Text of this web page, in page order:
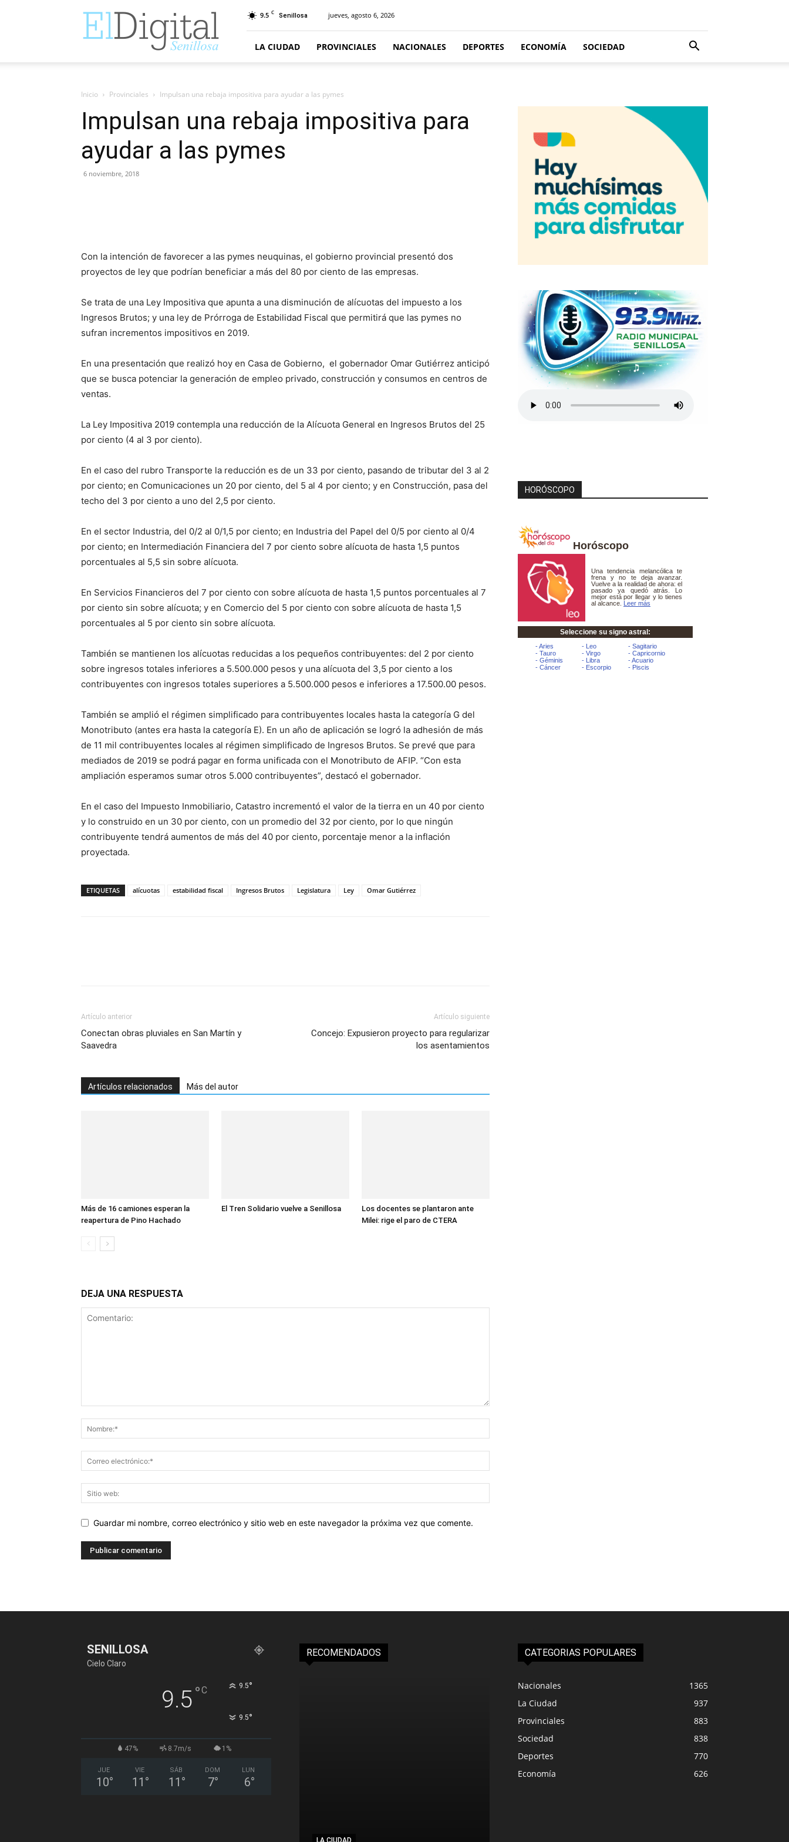
9.5 C Senillosa jueves, agosto 6, 2026
LA CIUDAD PROVINCIALES NACIONALES DEPORTES ECONOMÍA SOCIEDAD
Inicio Provinciales Impulsan una rebaja impositiva para ayudar a las pymes
Impulsan una rebaja impositiva para
ayudar a las pymes
6 noviembre, 2018
Con la intención de favorecer a las pymes neuquinas, el gobierno provincial presentó dos
proyectos de ley que podrían beneficiar a más del 80 por ciento de las empresas.
Se trata de una Ley Impositiva que apunta a una disminución de alícuotas del impuesto a los
Ingresos Brutos; y una ley de Prórroga de Estabilidad Fiscal que permitirá que las pymes no
sufran incrementos impositivos en 2019.
En una presentación que realizó hoy en Casa de Gobierno, el gobernador Omar Gutiérrez anticipó
que se busca potenciar la generación de empleo privado, construcción y consumos en centros de
ventas.
La Ley Impositiva 2019 contempla una reducción de la Alícuota General en Ingresos Brutos del 25
por ciento (4 al 3 por ciento).
En el caso del rubro Transporte la reducción es de un 33 por ciento, pasando de tributar del 3 al 2
por ciento; en Comunicaciones un 20 por ciento, del 5 al 4 por ciento; y en Construcción, pasa del
techo del 3 por ciento a uno del 2,5 por ciento.
En el sector Industria, del 0/2 al 0/1,5 por ciento; en Industria del Papel del 0/5 por ciento al 0/4
por ciento; en Intermediación Financiera del 7 por ciento sobre alícuota de hasta 1,5 puntos
porcentuales al 5,5 sin sobre alícuota.
En Servicios Financieros del 7 por ciento con sobre alícuota de hasta 1,5 puntos porcentuales al 7
por ciento sin sobre alícuota; y en Comercio del 5 por ciento con sobre alícuota de hasta 1,5
porcentuales al 5 por ciento sin sobre alícuota.
También se mantienen los alícuotas reducidas a los pequeños contribuyentes: del 2 por ciento
sobre ingresos totales inferiores a 5.500.000 pesos y una alícuota del 3,5 por ciento a los
contribuyentes con ingresos totales superiores a 5.500.000 pesos e inferiores a 17.500.00 pesos.
También se amplió el régimen simplificado para contribuyentes locales hasta la categoría G del
Monotributo (antes era hasta la categoría E). En un año de aplicación se logró la adhesión de más
de 11 mil contribuyentes locales al régimen simplificado de Ingresos Brutos. Se prevé que para
mediados de 2019 se podrá pagar en forma unificada con el Monotributo de AFIP. “Con esta
ampliación esperamos sumar otros 5.000 contribuyentes”, destacó el gobernador.
En el caso del Impuesto Inmobiliario, Catastro incrementó el valor de la tierra en un 40 por ciento
y lo construido en un 30 por ciento, con un promedio del 32 por ciento, por lo que ningún
contribuyente tendrá aumentos de más del 40 por ciento, porcentaje menor a la inflación
proyectada.
ETIQUETAS alícuotas estabilidad fiscal Ingresos Brutos Legislatura Ley Omar Gutiérrez
Artículo anterior
Conectan obras pluviales en San Martín y
Saavedra
Artículo siguiente
Concejo: Expusieron proyecto para regularizar
los asentamientos
Artículos relacionados Más del autor
Más de 16 camiones esperan la
reapertura de Pino Hachado
El Tren Solidario vuelve a Senillosa
Los docentes se plantaron ante
Milei: rige el paro de CTERA
DEJA UNA RESPUESTA
Guardar mi nombre, correo electrónico y sitio web en este navegador la próxima vez que comente.
HORÓSCOPO
Horóscopo
SENILLOSA
Cielo Claro
9.5°C 9.5°
9.5°
47% 8.7m/s 1%
JUE
10°
VIE
11 °
SÁB
11 °
DOM
7°
LUN
6°
RECOMENDADOS
LA CIUDAD
CATEGORIAS POPULARES
Nacionales
1365
La Ciudad
937
Provinciales
883
Sociedad
838
Deportes
770
Economía
626